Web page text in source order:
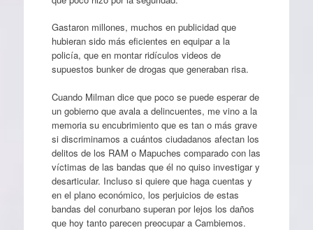
Gastaron millones, muchos en publicidad que
hubieran sido más eficientes en equipar a la
policía, que en montar ridículos videos de
supuestos bunker de drogas que generaban risa.
Cuando Milman dice que poco se puede esperar de
un gobierno que avala a delincuentes, me vino a la
memoria su encubrimiento que es tan o más grave
si discriminamos a cuántos ciudadanos afectan los
delitos de los RAM o Mapuches comparado con las
víctimas de las bandas que él no quiso investigar y
desarticular. Incluso si quiere que haga cuentas y
en el plano económico, los perjuicios de estas
bandas del conurbano superan por lejos los daños
que hoy tanto parecen preocupar a Cambiemos.